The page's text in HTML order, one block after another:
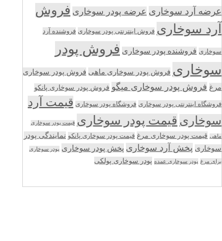
عرضه آرد سوخاری عرضه پودر سوخاری فروش
آرد سوخاری فروش اینترنتی پودر سوخاری فروشنده آرد
سوخاری فروشنده پودر سوخاری فروش پودر
سوخاری فروش پودر سوخاری ماهی فروش پودر سوخاری
مرغ فروش پودر سوخاری میگو فروش پودر سوخاری پانکو
فروشگاه اینترنتی پودر سوخاری فروشگاه پودر سوخاری قیمت آرد
سوخاری قیمت پودر سوخاری قیمت پودر سوخاری
ماهی قیمت پودر سوخاری مرغ قیمت پودر سوخاری پانکو نمایندگی پودر
سوخاری پخش آرد سوخاری پخش پودر سوخاری پودر سوخاری
برای مرغ پودر سوخاری عمده پودر سوخاری پولکی